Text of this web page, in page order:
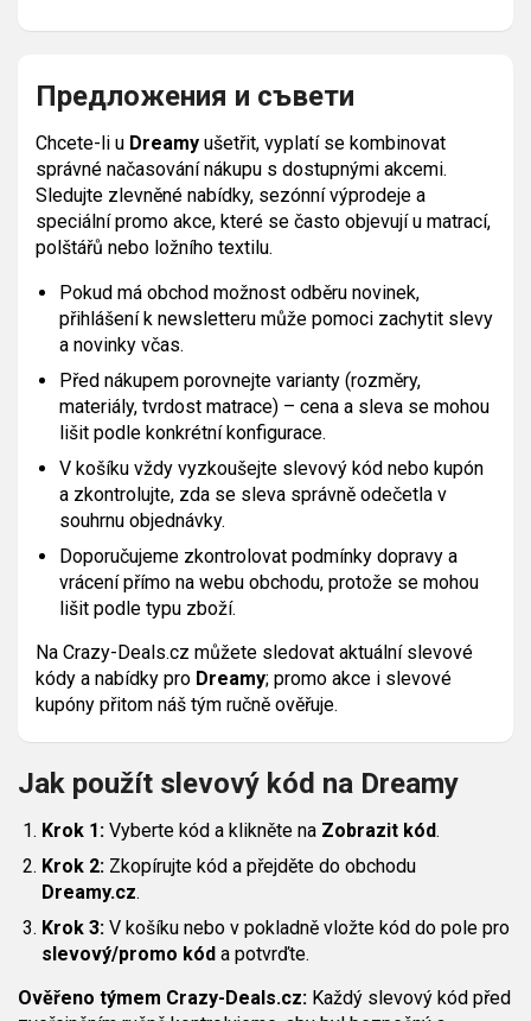
Предложения и съвети
Chcete-li u Dreamy ušetřit, vyplatí se kombinovat
správné načasování nákupu s dostupnými akcemi.
Sledujte zlevněné nabídky, sezónní výprodeje a
speciální promo akce, které se často objevují u matrací,
polštářů nebo ložního textilu.
Pokud má obchod možnost odběru novinek,
přihlášení k newsletteru může pomoci zachytit slevy
a novinky včas.
Před nákupem porovnejte varianty (rozměry,
materiály, tvrdost matrace) – cena a sleva se mohou
lišit podle konkrétní konfigurace.
V košíku vždy vyzkoušejte slevový kód nebo kupón
a zkontrolujte, zda se sleva správně odečetla v
souhrnu objednávky.
Doporučujeme zkontrolovat podmínky dopravy a
vrácení přímo na webu obchodu, protože se mohou
lišit podle typu zboží.
Na Crazy-Deals.cz můžete sledovat aktuální slevové
kódy a nabídky pro Dreamy; promo akce i slevové
kupóny přitom náš tým ručně ověřuje.
Jak použít slevový kód na Dreamy
Krok 1: Vyberte kód a klikněte na Zobrazit kód.
Krok 2: Zkopírujte kód a přejděte do obchodu
Dreamy.cz.
Krok 3: V košíku nebo v pokladně vložte kód do pole pro
slevový/promo kód a potvrďte.
Ověřeno týmem Crazy-Deals.cz: Každý slevový kód před